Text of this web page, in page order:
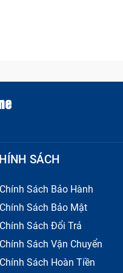
nguyên nhân phổ biến mà
thấp hoặc quá cao, khiến
SÁCH
Chính Sách Bảo Hành
Chính Sách Bảo Mật
Chính Sách Đổi Trả
Chính Sách Vận Chuyển
Chính Sách Hoàn Tiền